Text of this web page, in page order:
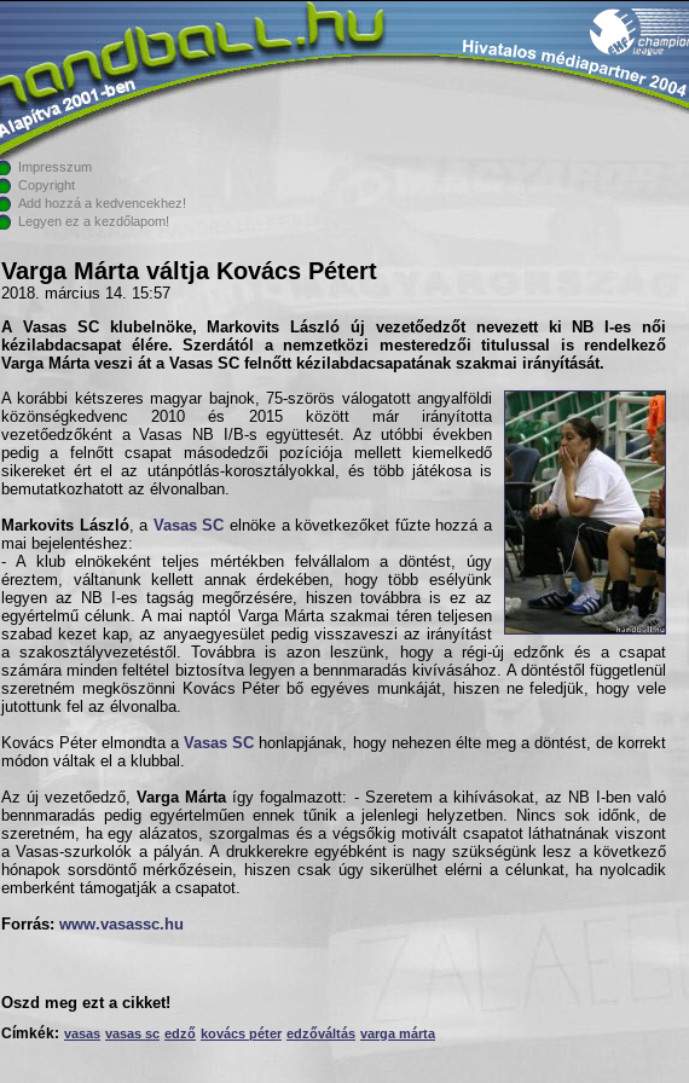
Impresszum
Copyright
Add hozzá a kedvencekhez!
Legyen ez a kezdőlapom!
Varga Márta váltja Kovács Pétert
2018. március 14. 15:57
A Vasas SCklubelnöke, Markovits László új vezetőedzőt nevezett ki NB I-es női
kézilabdacsapat élére. Szerdától a nemzetközi mesteredzői titulussal is rendelkező
Varga Márta veszi át a Vasas SC felnőtt kézilabdacsapatának szakmai irányítását.
A korábbi kétszeres magyar bajnok, 75-szörös válogatott angyalföldi
közönségkedvenc 2010 és 2015 között már irányította
vezetőedzőként a Vasas NB I/B-s együttesét. Az utóbbi években
pedig a felnőtt csapat másodedzői pozíciója mellett kiemelkedő
sikereket ért el az utánpótlás-korosztályokkal, és több játékosa is
bemutatkozhatott az élvonalban.
Markovits László, a Vasas SC elnöke a következőket fűzte hozzá a
mai bejelentéshez:
- A klub elnökeként teljes mértékben felvállalom a döntést, úgy
éreztem, váltanunk kellett annak érdekében, hogy több esélyünk
legyen az NB I-es tagság megőrzésére, hiszen továbbra is ez az
egyértelmű célunk. A mai naptól Varga Márta szakmai téren teljesen
szabad kezet kap, az anyaegyesület pedig visszaveszi az irányítást
a szakosztályvezetéstől. Továbbra is azon leszünk, hogy a régi-új edzőnk és a csapat
számára minden feltétel biztosítva legyen a bennmaradás kivívásához. A döntéstől függetlenül
szeretném megköszönni Kovács Péter bő egyéves munkáját, hiszen ne feledjük, hogy vele
jutottunk fel az élvonalba.
Kovács Péter elmondta aVasas SC honlapjának, hogy nehezen élte meg a döntést, de korrekt
módon váltak el a klubbal.
Az új vezetőedző,Varga Márta így fogalmazott: - Szeretem a kihívásokat, az NB I-ben való
bennmaradás pedig egyértelműen ennek tűnik a jelenlegi helyzetben. Nincs sok időnk, de
szeretném, ha egy alázatos, szorgalmas és a végsőkig motivált csapatot láthatnának viszont
a Vasas-szurkolók a pályán. A drukkerekre egyébként is nagy szükségünk lesz a következő
hónapok sorsdöntő mérkőzésein, hiszen csak úgy sikerülhet elérni a célunkat, ha nyolcadik
emberként támogatják a csapatot.
Forrás: www.vasassc.hu
Oszd meg ezt a cikket!
Címkék: vasas vasas sc edző kovács péter edzőváltás varga márta